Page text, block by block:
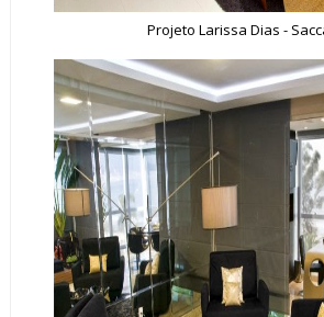
Projeto Larissa Dias -